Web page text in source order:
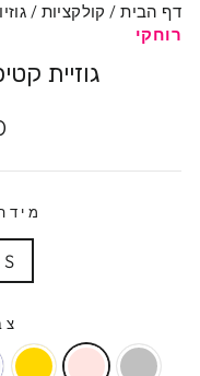
דף הבית / קולקציות /
רוחקי
גוזיית
S